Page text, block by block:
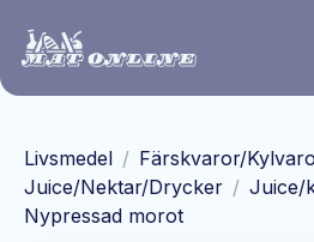
Livsmedel / Färskvaror/
Juice/Nektar/Drycker / Juice/
Nypressad morot